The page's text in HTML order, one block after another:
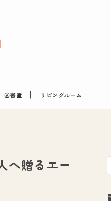
図書室 リビングルーム
へ贈るエー